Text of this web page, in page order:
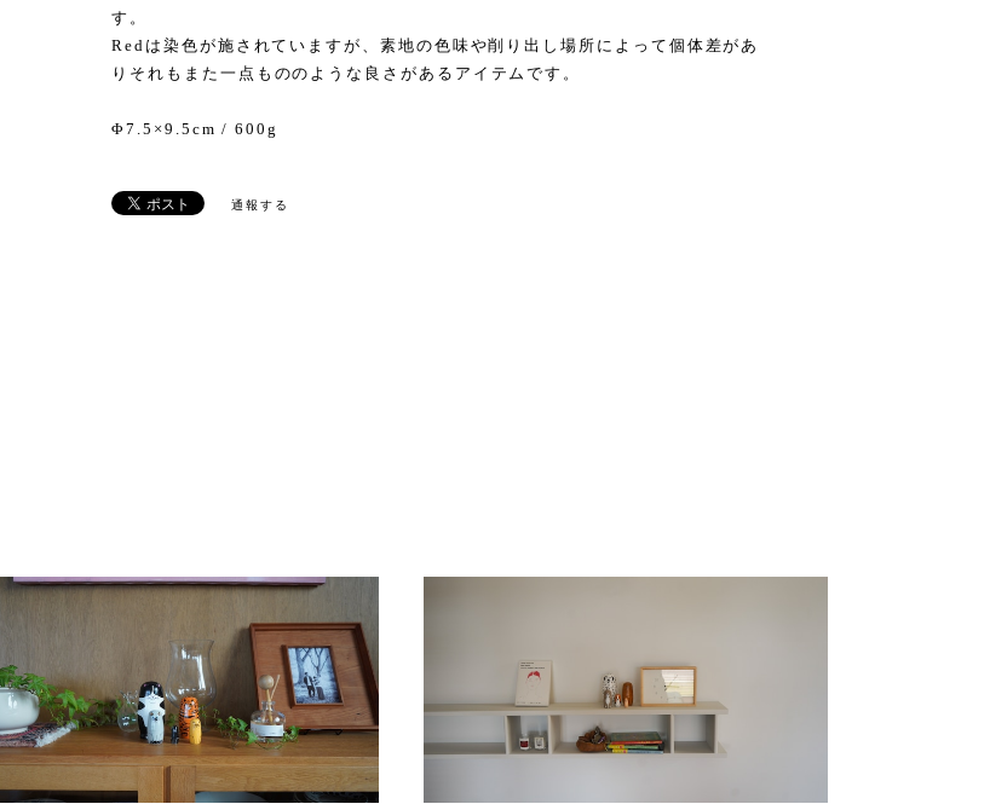
す。
Redは染色が施されていますが、素地の色味や削り出し場所によって個体差があ
りそれもまた一点もののような良さがあるアイテムです。
Φ7.5×9.5cm / 600g
通報する